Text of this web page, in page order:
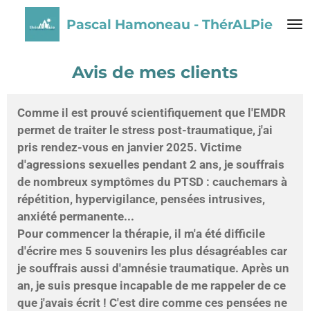
Pascal Hamoneau - ThérALPie
Avis de mes clients
Comme il est prouvé scientifiquement que l'EMDR
permet de traiter le stress post-traumatique, j'ai
pris rendez-vous en janvier 2025. Victime
d'agressions sexuelles pendant 2 ans, je souffrais
de nombreux symptômes du PTSD : cauchemars à
répétition, hypervigilance, pensées intrusives,
anxiété permanente...
Pour commencer la thérapie, il m'a été difficile
d'écrire mes 5 souvenirs les plus désagréables car
je souffrais aussi d'amnésie traumatique. Après un
an, je suis presque incapable de me rappeler de ce
que j'avais écrit ! C'est dire comme ces pensées ne